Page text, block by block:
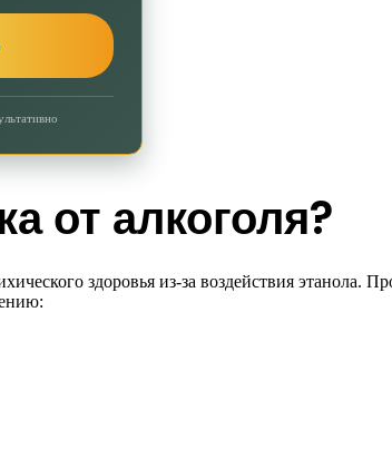
от алкоголя?
здоровья из-за воздействия этанола.